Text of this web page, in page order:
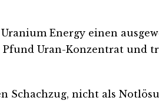
Energy einen
Uran-Konzentrat und
Schachzug, nicht als